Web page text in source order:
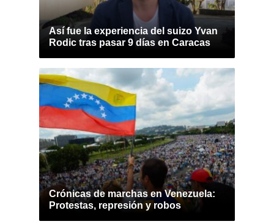
Así fue la experiencia del suizo Yvan
Rodic tras pasar 9 días en Caracas
Crónicas de marchas en Venezuela:
Protestas, represión y robos